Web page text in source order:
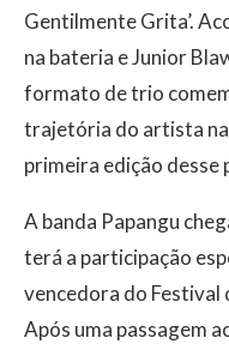
Gentilmente Grita’.
na bateria e Junior
formato de trio
trajetória do artista na
primeira edição desse
A banda Papangu
terá a participação
vencedora do Festival
Após uma passagem